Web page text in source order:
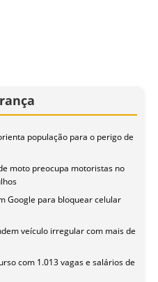
população para o perigo de
moto preocupa motoristas no
Google para bloquear celular
veículo irregular com mais de
com 1.013 vagas e salários de